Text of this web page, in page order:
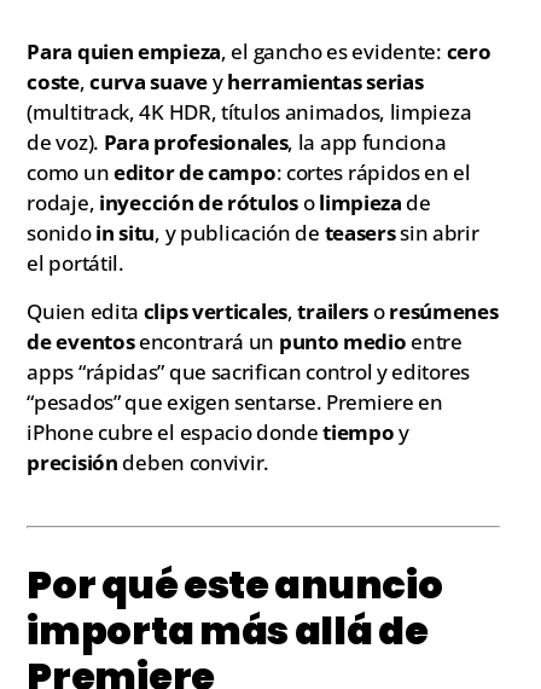
Para quien empieza, el gancho es evidente: cero
coste,curva suaveyherramientas serias
(multitrack, 4K HDR, títulos animados, limpieza
de voz). Para profesionales, la app funciona
como uneditor de campo: cortes rápidos en el
rodaje, inyección de rótulos olimpieza de
sonidoin situ, y publicación de teaserssin abrir
el portátil.
Quien edita clips verticales,trailers oresúmenes
de eventosencontrará un punto medio entre
apps “rápidas” que sacrifican control y editores
“pesados” que exigen sentarse. Premiere en
iPhone cubre el espacio dondetiempoy
precisión deben convivir.
Por qué este anuncio
importa más allá de
Premiere